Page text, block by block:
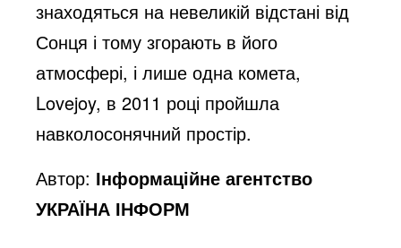
знаходяться на невеликій відстані від
Сонця і тому згорають в його
атмосфері, і лише одна комета,
Lovejoy, в 2011 році пройшла
навколосонячний простір.
Автор: Інформаційне агентство
УКРАЇНА ІНФОРМ